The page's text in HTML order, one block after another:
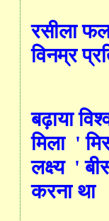
रसीला
विनम्र
बढ़ाया
मिला '
लक्ष्य '
करना था